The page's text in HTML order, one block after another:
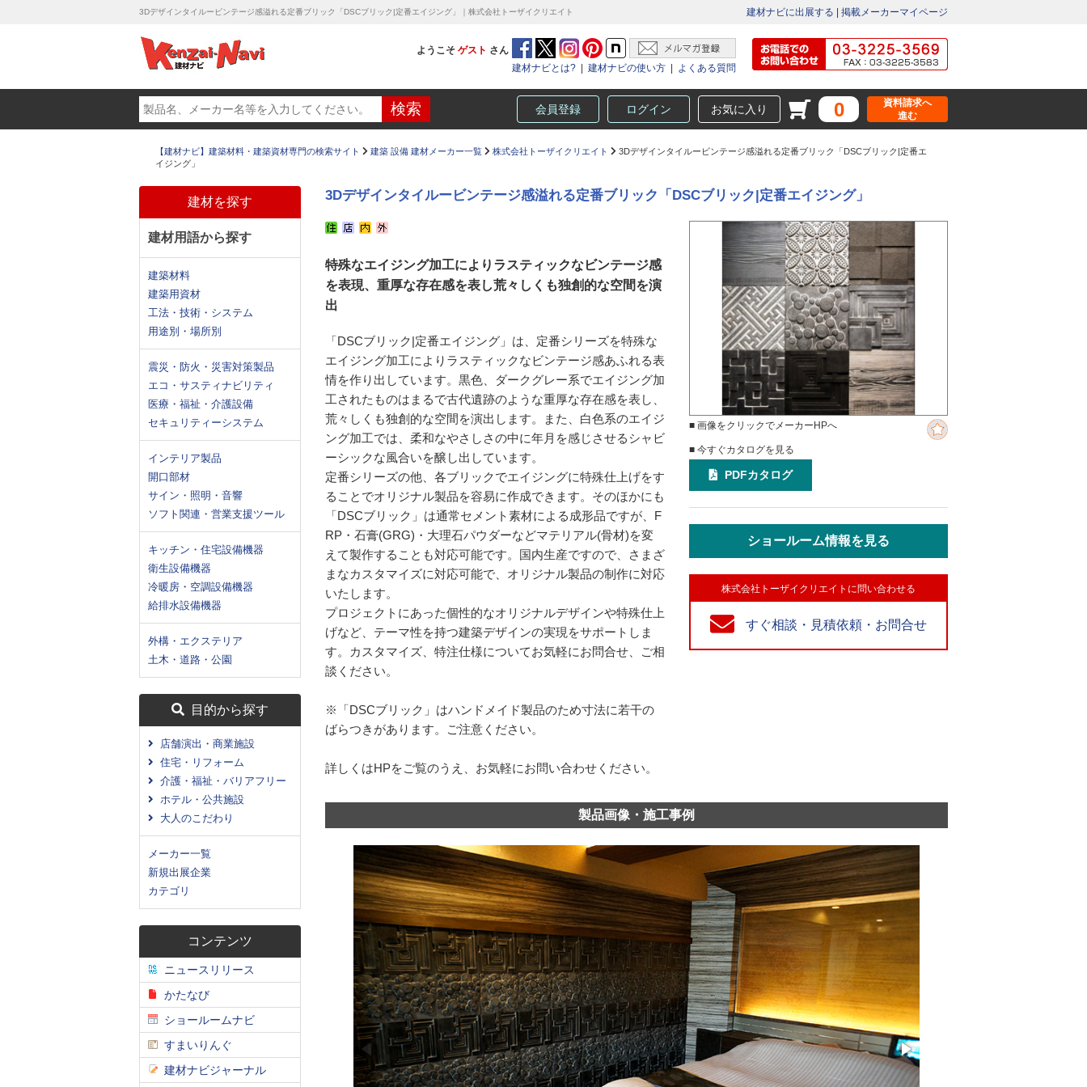
3Dデザインタイルービンテージ感溢れる定番ブリック「DSCブリック|定番エイジング」｜株式会社トーザイクリエイト 建材ナビに出展する 掲載メーカーマイページ
ようこそ ゲスト さん
建材ナビとは?
建材ナビの使い方 よくある質問
会員登録 ログイン お気に入り 0
資料請求へ
進む
【建材ナビ】建築材料・建築資材専門の検索サイト 建築 設備 建材メーカー一覧 株式会社トーザイクリエイト
3Dデザインタイルービンテージ感溢れる定番ブリック「DSCブリック|定番エ
イジング」
建材を探す
建材用語から探す
建築材料
建築用資材
工法・技術・システム
用途別・場所別
震災・防火・災害対策製品
エコ・サスティナビリティ
医療・福祉・介護設備
セキュリティーシステム
インテリア製品
開口部材
サイン・照明・音響
ソフト関連・営業支援ツール
キッチン・住宅設備機器
衛生設備機器
冷暖房・空調設備機器
給排水設備機器
外構・エクステリア
土木・道路・公園
目的から探す
店舗演出・商業施設
住宅・リフォーム
介護・福祉・バリアフリー
ホテル・公共施設
大人のこだわり
メーカー一覧
新規出展企業
カテゴリ
コンテンツ
ニュースリリース
かたなび
ショールームナビ
すまいりんぐ
建材ナビジャーナル
3Dデザインタイルービンテージ感溢れる定番ブリック「DSCブリック|定番エイジング」
特殊なエイジング加工によりラスティックなビンテージ感
を表現、重厚な存在感を表し荒々しくも独創的な空間を演
出
「DSCブリック|定番エイジング」は、定番シリーズを特殊な
エイジング加工によりラスティックなビンテージ感あふれる表
情を作り出しています。黒色、ダークグレー系でエイジング加
工されたものはまるで古代遺跡のような重厚な存在感を表し、
荒々しくも独創的な空間を演出します。また、白色系のエイジ
ング加工では、柔和なやさしさの中に年月を感じさせるシャビ
ーシックな風合いを醸し出しています。
定番シリーズの他、各ブリックでエイジングに特殊仕上げをす
ることでオリジナル製品を容易に作成できます。そのほかにも
「DSCブリック」は通常セメント素材による成形品ですが、F
RP・石膏(GRG)・大理石パウダーなどマテリアル(骨材)を変
えて製作することも対応可能です。国内生産ですので、さまざ
まなカスタマイズに対応可能で、オリジナル製品の制作に対応
いたします。
プロジェクトにあった個性的なオリジナルデザインや特殊仕上
げなど、テーマ性を持つ建築デザインの実現をサポートしま
す。カスタマイズ、特注仕様についてお気軽にお問合せ、ご相
談ください。
※「DSCブリック」はハンドメイド製品のため寸法に若干の
ばらつきがあります。ご注意ください。
詳しくはHPをご覧のうえ、お気軽にお問い合わせください。
■ 画像をクリックでメーカーHPへ
■ 今すぐカタログを見る
PDFカタログ
ショールーム情報を見る
株式会社トーザイクリエイトに問い合わせる
すぐ相談・見積依頼・お問合せ
製品画像・施工事例